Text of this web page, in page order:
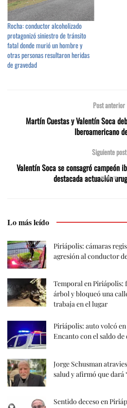
Rocha: conductor alcoholizado
protagonizó siniestro de tránsito
fatal donde murió un hombre y
otras personas resultaron heridas
de gravedad
Post anterior
Martín Cuestas y Valentín Soca
Iberoamericano
Siguiente post
Valentín Soca se consagró campeón
destacada actuación
Lo más leído
Piriápolis: cámaras
agresión al conductor
Temporal en
árbol y bloqueó una
trabaja en el lugar
Piriápolis: auto volcó
Encanto con el saldo de
Jorge Schusman
salud y afirmó que dará
Sentido deceso en